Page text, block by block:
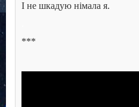
І не шкадую німала я.
***